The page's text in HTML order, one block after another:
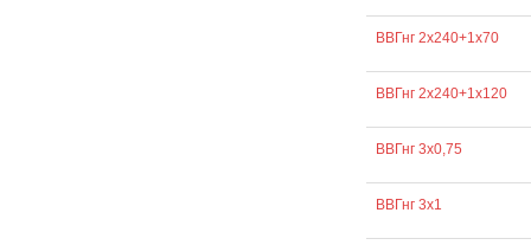
ВВГнг 2х240+1х70
ВВГнг 2х240+1х120
ВВГнг 3х0,75
ВВГнг 3х1